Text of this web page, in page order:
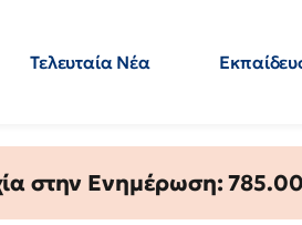
Τελευταία Νέα
στην Ενημέρωση: